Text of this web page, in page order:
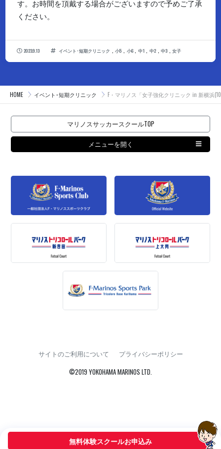
無料体験スクールお申込み
す。お時間を頂戴する場合がございますので予めご了承
ください。
2023.9.13 イベント･短期クリニック 小5 小6 中1 中2 中3 女子
HOME イベント･短期クリニック F・マリノス「女子強化クリニック in 新横浜
マリノスサッカースクールTOP
メニューを開く
サイトのご利用について
プライバシーポリシー
©2019 YOKOHAMA MARINOS LTD.